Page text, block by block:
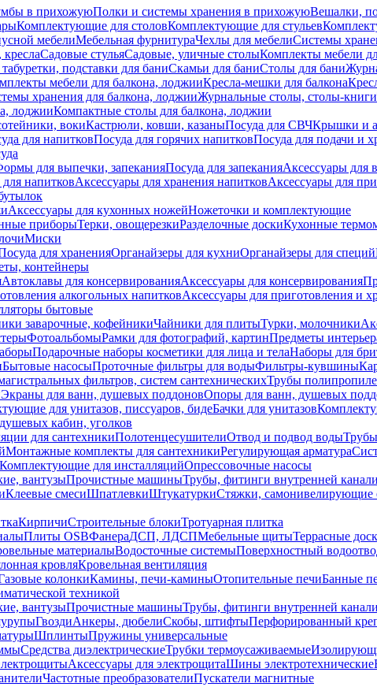
в прихожуюПолки и системы хранения в прихожуюВешалки,
Комплектующие для столовКомплектующие для стульев
мебелиМебельная фурнитураЧехлы для мебелиСистемы
Садовые стульяСадовые, уличные столыКомплекты мебели
подставки для баниСкамьи для баниСтолы для бани
мебели для балкона, лоджииКресла-мешки для балкона
хранения для балкона, лоджииЖурнальные столы, столы-книги
лоджииКомпактные столы для балкона, лоджии
вокиКастрюли, ковши, казаныПосуда для СВЧКрышки и
для напитковПосуда для горячих напитковПосуда для подачи и
для выпечки, запеканияПосуда для запеканияАксессуары для
напитковАксессуары для хранения напитковАксессуары для
Аксессуары для кухонных ножейНожеточки и комплектующие
приборыТерки, овощерезкиРазделочные доскиКухонные
Миски
для храненияОрганайзеры для кухниОрганайзеры для специй
контейнеры
Автоклавы для консервированияАксессуары для консервирования
алкогольных напитковАксессуары для приготовления и
бытовые
заварочные, кофейникиЧайники для плитыТурки, молочники
ФотоальбомыРамки для фотографий, картинПредметы
Подарочные наборы косметики для лица и телаНаборы для
Бытовые насосыПроточные фильтры для водыФильтры-кувшины
фильтров, систем сантехническихТрубы
Экраны для ванн, душевых поддоновОпоры для ванн, душевых
для унитазов, писсуаров, бидеБачки для унитазов
кабин, уголков
для сантехникиПолотенцесушителиОтвод и подвод воды
Монтажные комплекты для сантехникиРегулирующая арматура
Комплектующие для инсталляцийОпрессовочные насосы
вантузыПрочистные машиныТрубы, фитинги внутренней
Клеевые смесиШпатлевкиШтукатуркиСтяжки, самонивелирующие
КирпичиСтроительные блокиТротуарная плитка
Плиты OSBФанераДСП, ЛДСПМебельные щитыТеррасные
материалыВодосточные системыПоверхностный
кровляКровельная вентиляция
колонкиКамины, печи-каминыОтопительные печиБанные
техникой
вантузыПрочистные машиныТрубы, фитинги внутренней
ГвоздиАнкеры, дюбелиСкобы, штифтыПерфорированный
ШплинтыПружины универсальные
Средства диэлектрическиеТрубки термоусаживаемые
Аксессуары для электрощитаШины электротехнические
Частотные преобразователиПускатели магнитные